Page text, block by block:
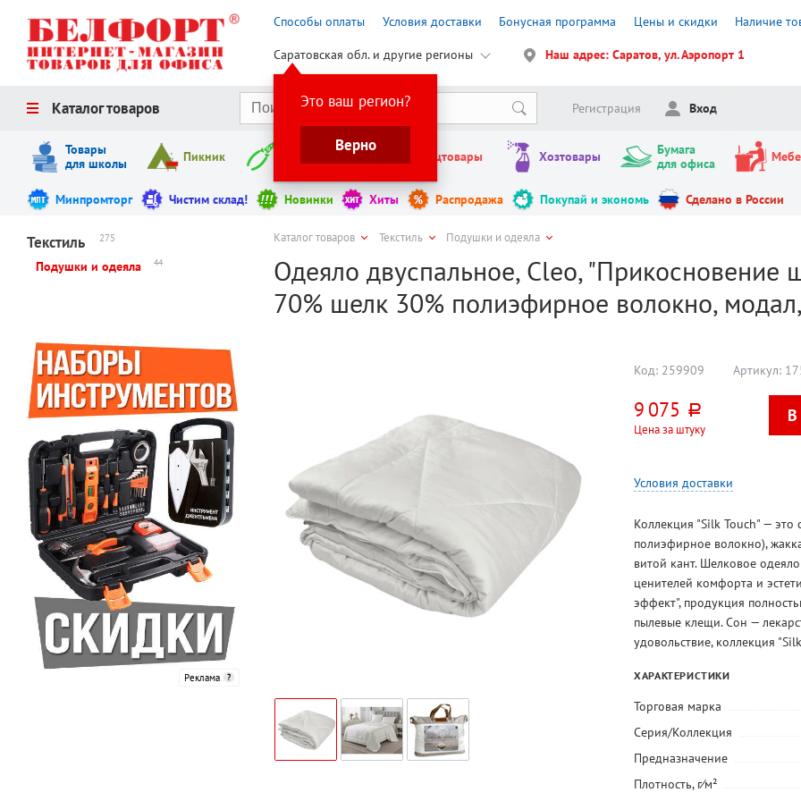
Способы оплаты Условия доставки Бонусная программа Цены и скидки Наличие
Саратовская обл. и другие регионы
Это ваш регион?
Верно
Наш адрес: Саратов, ул. Аэропорт 1
Каталог товаров Регистрация Вход
Товары
для школы
Пикник Инструменты Канцтовары Хозтовары
Бумага
для офиса
Минпромторг Чистим склад! Новинки Хиты Распродажа Покупай и экономь Сделано в России
Текстиль 275
Подушки и одеяла 44
Реклама
Каталог товаров Текстиль Подушки и одеяла
Одеяло двуспальное, Cleo, "Прикосновение
70% шелк 30% полиэфирное волокно, модал,
Код: 259909 Артикул:
9 075 руб.
Цена за штуку
Условия доставки
Коллекция "Silk Touch" —
полиэфирное волокно),
витой кант. Шелковое
ценителей комфорта и
эффект", продукция
пылевые клещи. Сон —
удовольствие, коллекция
ХАРАКТЕРИСТИКИ
Торговая марка
Серия/Коллекция
Предназначение
Плотность, г⁄м²